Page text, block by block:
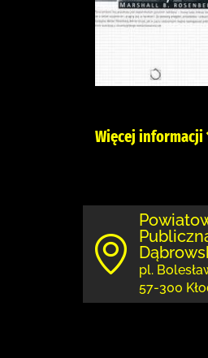
Więcej informacji
pl.
57-300